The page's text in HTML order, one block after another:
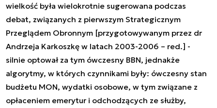
wielkość była wielokrotnie sugerowana podczas
debat, związanych z pierwszym Strategicznym
Przeglądem Obronnym [przygotowywanym przez dr
Andrzeja Karkoszkę w latach 2003-2006 – red.] -
silnie optował za tym ówczesny BBN, jednakże
algorytmy, w których czynnikami były: ówczesny stan
budżetu MON, wydatki osobowe, w tym związane z
opłaceniem emerytur i odchodzących ze służby,